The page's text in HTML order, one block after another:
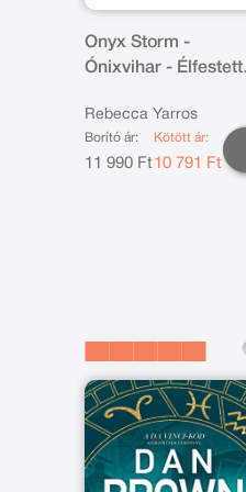
Onyx Storm -
Ónixvihar - Élfestett
Rebecca Yarros
Borító ár:
11 990 Ft
Kötött ár:
10 791 Ft